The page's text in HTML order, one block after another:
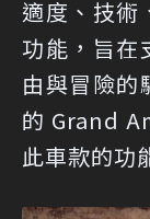
適度、技術
功能，旨在
由與冒險的
的 Grand
此車款的功